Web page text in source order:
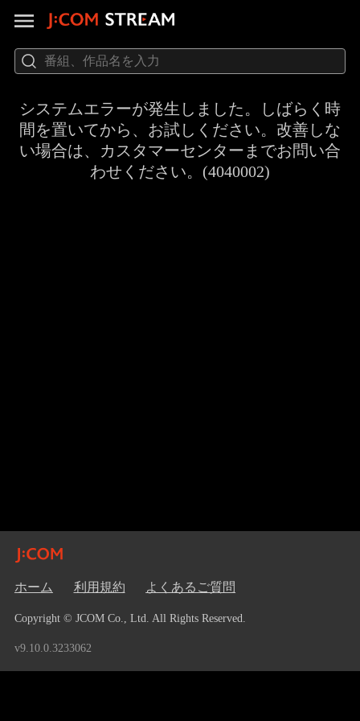
システムエラーが発生しました。しばらく時
間を置いてから、お試しください。改善しな
い場合は、カスタマーセンターまでお問い合
わせください。(4040002)
ホーム 利用規約 よくあるご質問
Copyright © JCOM Co., Ltd. All Rights Reserved.
v9.10.0.3233062